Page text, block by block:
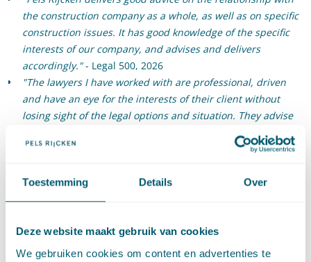
Toestemming Details Over
Deze website maakt gebruik van cookies
We gebruiken cookies om content en advertenties te
the construction company as a whole, as well as on specific
construction issues. It has good knowledge of the specific
interests of our company, and advises and delivers
accordingly."- Legal 500, 2026
"The lawyers I have worked with are professional, driven
and have an eye for the interests of their client without
losing sight of the legal options and situation. They advise
me conscientiously and protect me from missteps and
unfounded confidence in a successful outcome by also
"The team add value by combining legal knowledge with
technical content. They keep asking questions until they
tailored to that. Finally, they also know how to include the
project context, particularly on a strategic level."- Legal